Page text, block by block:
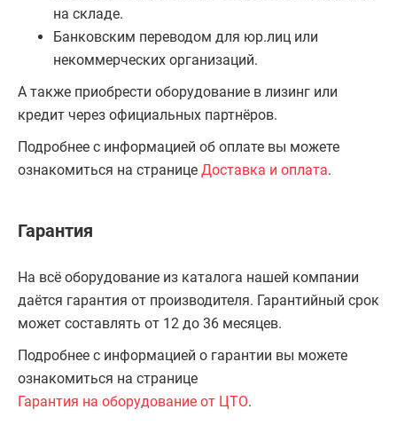
на складе.
Банковским переводом для юр.лиц или
некоммерческих организаций.
А также приобрести оборудование в лизинг или
кредит через официальных партнёров.
Подробнее с информацией об оплате вы можете
ознакомиться на странице Доставка и оплата.
Гарантия
На всё оборудование из каталога нашей компании
даётся гарантия от производителя. Гарантийный срок
может составлять от 12 до 36 месяцев.
Подробнее с информацией о гарантии вы можете
ознакомиться на странице
Гарантия на оборудование от ЦТО.